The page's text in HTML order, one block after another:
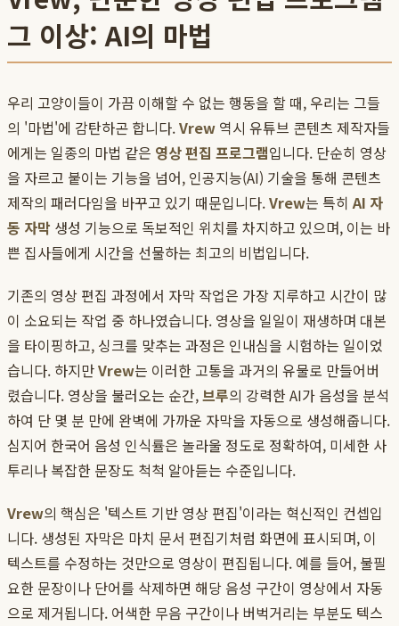
그 이상: AI의 마법
우리 고양이들이 가끔 이해할 수 없는 행동을 할 때, 우리는 그들
의 '마법'에 감탄하곤 합니다.Vrew 역시 유튜브 콘텐츠 제작자들
에게는 일종의 마법 같은 영상 편집 프로그램입니다. 단순히 영상
을 자르고 붙이는 기능을 넘어, 인공지능(AI) 기술을 통해 콘텐츠
제작의 패러다임을 바꾸고 있기 때문입니다.Vrew는 특히AI 자
동 자막 생성 기능으로 독보적인 위치를 차지하고 있으며, 이는 바
쁜 집사들에게 시간을 선물하는 최고의 비법입니다.
기존의 영상 편집 과정에서 자막 작업은 가장 지루하고 시간이 많
이 소요되는 작업 중 하나였습니다. 영상을 일일이 재생하며 대본
을 타이핑하고, 싱크를 맞추는 과정은 인내심을 시험하는 일이었
습니다. 하지만Vrew는 이러한 고통을 과거의 유물로 만들어버
렸습니다. 영상을 불러오는 순간,브루의 강력한 AI가 음성을 분석
하여 단 몇 분 만에 완벽에 가까운 자막을 자동으로 생성해줍니다.
심지어 한국어 음성 인식률은 놀라울 정도로 정확하여, 미세한 사
투리나 복잡한 문장도 척척 알아듣는 수준입니다.
Vrew의 핵심은 '텍스트 기반 영상 편집'이라는 혁신적인 컨셉입
니다. 생성된 자막은 마치 문서 편집기처럼 화면에 표시되며, 이
텍스트를 수정하는 것만으로 영상이 편집됩니다. 예를 들어, 불필
요한 문장이나 단어를 삭제하면 해당 음성 구간이 영상에서 자동
으로 제거됩니다. 어색한 무음 구간이나 버벅거리는 부분도 텍스